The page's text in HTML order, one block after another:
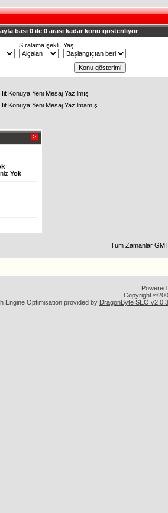
basi 0 ile 0 arasi kadar konu gösteriliyor
Sıralama şekli Yaş
Hit Konuya Yeni Mesaj Yazılmış
Hit Konuya Yeni Mesaj Yazılmamış
Yok
Tüm Zamanlar
Copyright
Engine Optimisation provided by DragonByte SEO